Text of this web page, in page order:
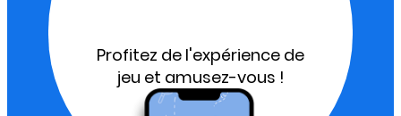
Profitez de l'expérience de
jeu et amusez-vous !